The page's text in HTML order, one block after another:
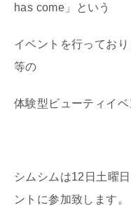
has come」という
イベントを行ってお
等の
体験型ビューティイベ
シムシムは12日土曜
ントに参加致します。